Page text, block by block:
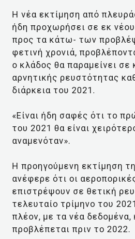
Η νέα εκτίμηση από
ήδη προχωρήσει σε εκ
προς τα κάτω- των
φετινή χρονιά,
ο κλάδος θα παραμείνει
αρνητικής ρευστότητας
διάρκεια του 2021.
«Είναι ήδη σαφές ότι το
του 2021 θα είναι
αναμενόταν».
Η προηγούμενη εκτίμηση
ανέφερε ότι οι
επιστρέψουν σε θετική
τελευταίο τρίμηνο του
πλέον, με τα νέα δεδομένα,
προβλέπεται πριν το 2022.